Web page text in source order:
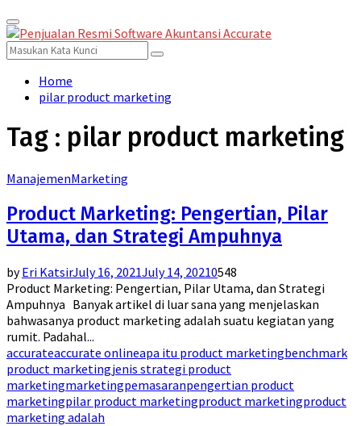
for:
Primary
Menu
Search
for:
Search
Home
pilar product marketing
Tag : pilar product marketing
ManajemenMarketing
Product Marketing: Pengertian, Pilar
Utama, dan Strategi Ampuhnya
byEri KatsirJuly 16, 2021July 14, 20210548
Product Marketing: Pengertian, Pilar Utama, dan Strategi
Ampuhnya Banyak artikel di luar sana yang menjelaskan
bahwasanya product marketing adalah suatu kegiatan yang
rumit. Padahal...
accurateaccurate onlineapa itu product marketingbenchmark
product marketingjenis strategi product
marketingmarketingpemasaranpengertian product
marketingpilar product marketingproduct marketingproduct
marketing adalah